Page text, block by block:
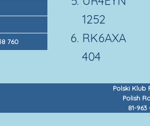
760
1252
404
Polski Klub
Polish
81-963